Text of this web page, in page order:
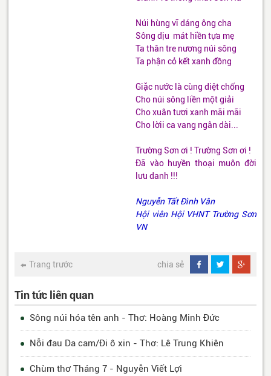
Núi hùng vĩ dáng ông cha
Sông dịu mát hiền tựa mẹ
Ta thân tre nương núi sông
Ta phận cỏ kết xanh đồng
Giặc nước là cùng diệt chống
Cho núi sông liền một giải
Cho xuân tươi xanh mãi mãi
Cho lờii ca vang ngân dài...
Trường Sơn ơi ! Trường Sơn ơi !
Đã vào huyền thoại muôn đời
lưu danh !!!
Nguyễn Tất Đình Vân
Hội viên Hội VHNT Trường Sơn
VN
Trang trước chia sẻ
Tin tức liên quan
Sông núi hóa tên anh - Thơ: Hoàng Minh Đức
Nỗi đau Da cam/Đi ô xin - Thơ: Lê Trung Khiên
Chùm thơ Tháng 7 - Nguyễn Viết Lợi